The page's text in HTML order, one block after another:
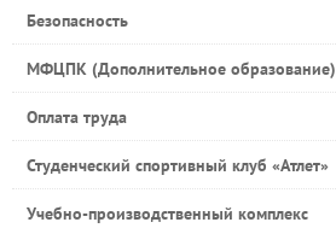
Безопасность
МФЦПК (Дополнительное образование)
Оплата труда
Студенческий спортивный клуб «Атлет»
Учебно-производственный комплекс